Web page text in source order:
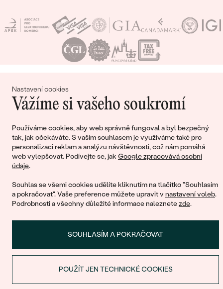
Nastavení cookies
Vážíme si vašeho soukromí
Používáme cookies, aby web správně fungoval a byl bezpečný
tak, jak očekáváte. S vaším souhlasem je využíváme také pro
personalizaci reklam a analýzu návštěvnosti, což nám pomáhá
web vylepšovat. Podívejte se, jak Google zpracovává osobní
údaje.
Souhlas se všemi cookies udělíte kliknutím na tlačítko "Souhlasím
a pokračovat". Vaše preference můžete upravit v nastavení voleb.
Podrobnosti a všechny důležité informace naleznetezde.
SOUHLASÍM A POKRAČOVAT
POUŽÍT JEN TECHNICKÉ COOKIES
Nákupní košík
Ještě jste nepřidali žádné produkty do svého
nákupního košíku
POKRAČOVAT V NÁKUPU
SLEVA NA PRVNÍ NÁKUP